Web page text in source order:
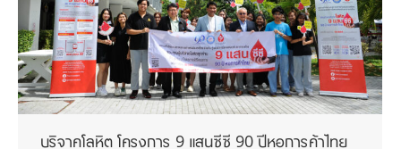
บริจาคโลหิต โครงการ 9 แสนซีซี 90 ปีหอการค้าไทย